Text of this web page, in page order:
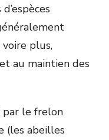
plus,
au maintien des
par le frelon
(les abeilles